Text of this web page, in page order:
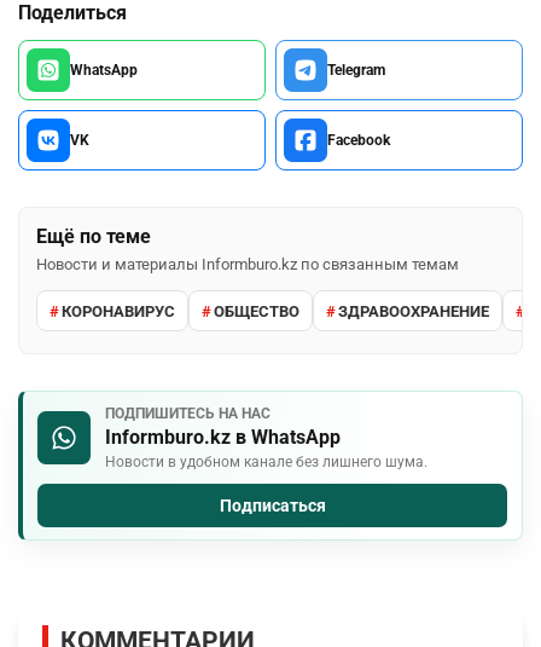
Поделиться
WhatsApp Telegram
VK Facebook
Ещё по теме
Новости и материалы Informburo.kz по связанным темам
КОРОНАВИРУС ОБЩЕСТВО ЗДРАВООХРАНЕНИЕ
ПОДПИШИТЕСЬ НА НАС
Informburo.kz в WhatsApp
Новости в удобном канале без лишнего шума.
Подписаться
КОММЕНТАРИИ